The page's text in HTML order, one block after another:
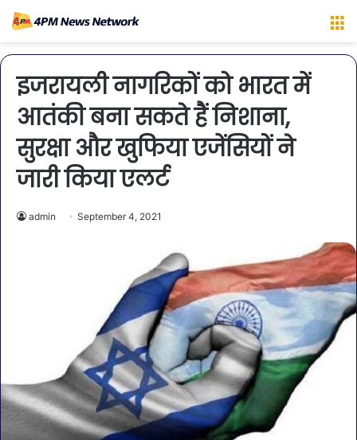
इजरायली नागरिकों को भारत में
आतंकी बना सकते हैं निशाना,
सुरक्षा और खुफिया एजेंसियों ने
जारी किया एलर्ट
admin September 4, 2021